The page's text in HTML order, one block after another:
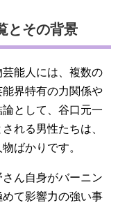
とその背景
能人には、複数の
界特有の力関係や
として、谷口元一
れる男性たちは、
ばかりです。
ん自身がバーニン
て影響力の強い事